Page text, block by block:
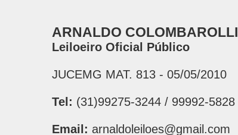
ARNALDO COLOMBAROLLI
Leiloeiro Oficial Público
JUCEMG MAT. 813 - 05/05/2010
Tel: (31)99275-3244 / 99992-5828
Email: arnaldoleiloes@gmail.com